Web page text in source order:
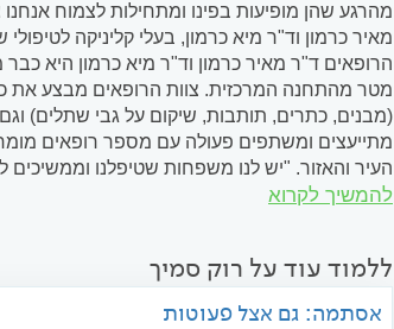
מהרגע שהן מופיעות בפינו ומתחילות לצמוח
מאיר כרמון וד"ר מיא כרמון, בעלי קליניקה
מטר מהתחנה המרכזית. צוות הרופאים מבצע את
(מבנים, כתרים, תותבות, שיקום על גבי שתלים)
מתייעצים ומשתפים פעולה עם מספר רופאים
העיר והאזור. "יש לנו משפחות שטיפלנו
רבות. אנו משתמשים בכלים, בחומרים
להמשיך לקרוא
ללמוד עוד על רוק סמיך
אסתמה: גם אצל פעוטות